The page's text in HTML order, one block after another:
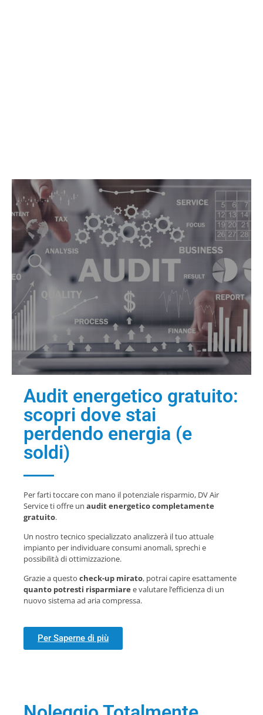
Audit energetico gratuito:
scopri dove stai
perdendo energia (e
soldi)
Per farti toccare con mano il potenziale risparmio, DV Air
Service ti offre un audit energetico completamente
gratuito.
Un nostro tecnico specializzato analizzerà il tuo attuale
impianto per individuare consumi anomali, sprechi e
possibilità di ottimizzazione.
Grazie a questo check-up mirato, potrai capire esattamente
quanto potresti risparmiare e valutare l’efficienza di un
nuovo sistema ad aria compressa.
Per Saperne di più